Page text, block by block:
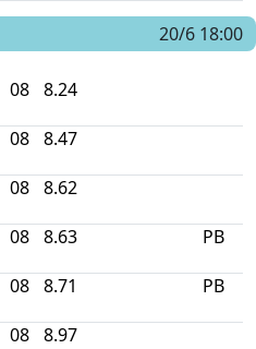
20/6 18:00
08 8.24
08 8.47
08 8.62
08 8.63 PB
08 8.71 PB
08 8.97